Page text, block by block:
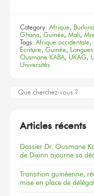
Category: Afrique,
Ghana, Guinée, Mali,
Tags: Afrique occidentale,
Écriture, Guinée,
Ousmane KABA, UKAG,
Universités
Articles récents
Dossier Dr. Ousmane
de Dixinn ajourne sa
Transition guinéenne,
mise en place de